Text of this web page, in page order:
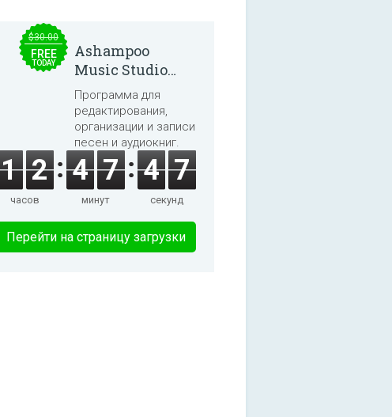
$30.00
FREE
TODAY
Ashampoo
Music Studio
2025
Программа для
редактирования,
организации и записи
песен и аудиокниг.
1 2
часов
4 7
минут
4 7
секунд
Перейти на страницу загрузки